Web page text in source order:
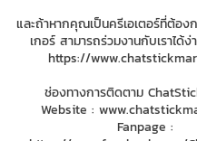
และถ้าหากคุณเป็นครีเอเตอร์ที่ต้อง
เกอร์ สามารถร่วมงานกับเราได้
https://
ช่องทางการติดตาม
Website :
Fanpage :